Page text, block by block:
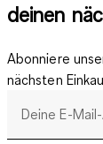
deinen
Abonniere
nächsten
Deine E-